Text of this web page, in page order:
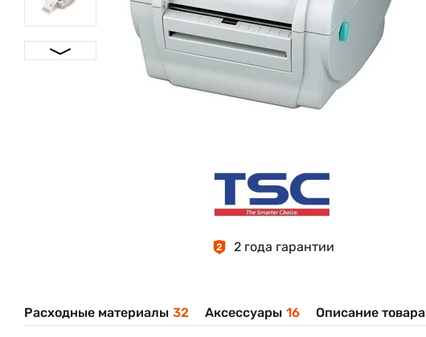
2 2 года гарантии
Расходные материалы 32 Аксессуары 16 Описание товара